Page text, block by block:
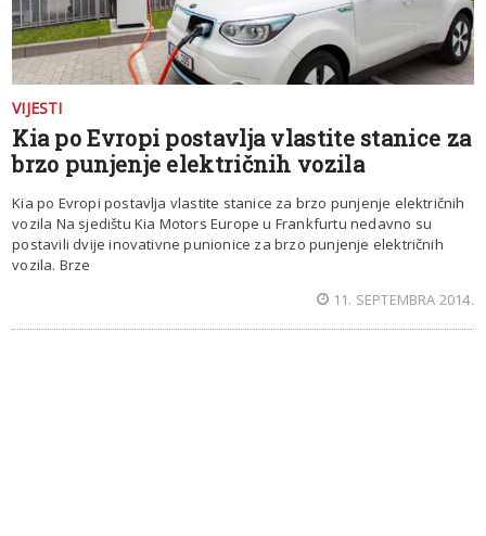
VIJESTI
Kia po Evropi postavlja vlastite stanice za
brzo punjenje električnih vozila
Kia po Evropi postavlja vlastite stanice za brzo punjenje električnih
vozila Na sjedištu Kia Motors Europe u Frankfurtu nedavno su
postavili dvije inovativne punionice za brzo punjenje električnih
vozila. Brze
11. SEPTEMBRA 2014.